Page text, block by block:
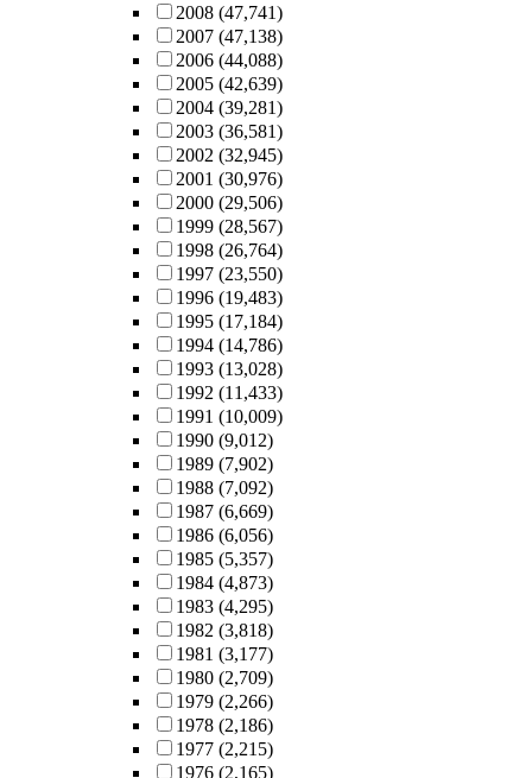
2008 (47,741)
2007 (47,138)
2006 (44,088)
2005 (42,639)
2004 (39,281)
2003 (36,581)
2002 (32,945)
2001 (30,976)
2000 (29,506)
1999 (28,567)
1998 (26,764)
1997 (23,550)
1996 (19,483)
1995 (17,184)
1994 (14,786)
1993 (13,028)
1992 (11,433)
1991 (10,009)
1990 (9,012)
1989 (7,902)
1988 (7,092)
1987 (6,669)
1986 (6,056)
1985 (5,357)
1984 (4,873)
1983 (4,295)
1982 (3,818)
1981 (3,177)
1980 (2,709)
1979 (2,266)
1978 (2,186)
1977 (2,215)
1976 (2,165)